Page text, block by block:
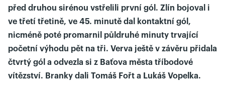
před druhou sirénou vstřelili první gól. Zlín bojoval i
ve třetí třetině, ve 45. minutě dal kontaktní gól,
nicméně poté promarnil půldruhé minuty trvající
početní výhodu pět na tři. Verva ještě v závěru přidala
čtvrtý gól a odvezla si z Baťova města tříbodové
vítězství. Branky dali Tomáš Fořt a Lukáš Vopelka.